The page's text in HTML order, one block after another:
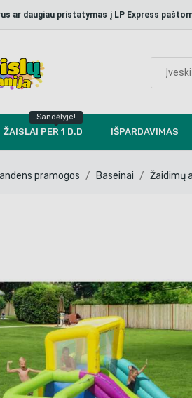
ar daugiau pristatymas į LP Express
ŽAISLAI PER 1 D.D
Sandėlyje!
IŠPARDAVIMAS
pramogos Baseinai Žaidimų